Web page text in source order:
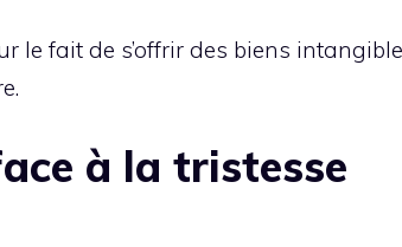
le fait de s’offrir des biens
à la tristesse